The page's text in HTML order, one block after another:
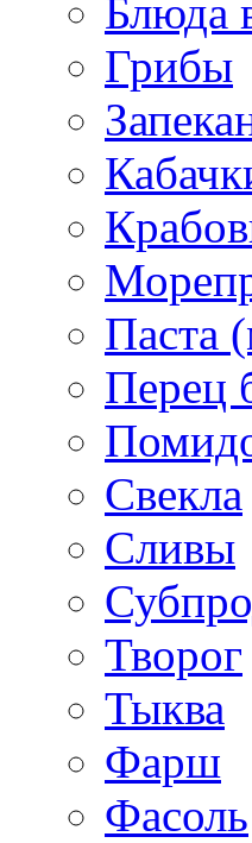
Блюда
Грибы
Паста
Перец
Свекла
Сливы
Творог
Тыква
Фарш
Фасоль